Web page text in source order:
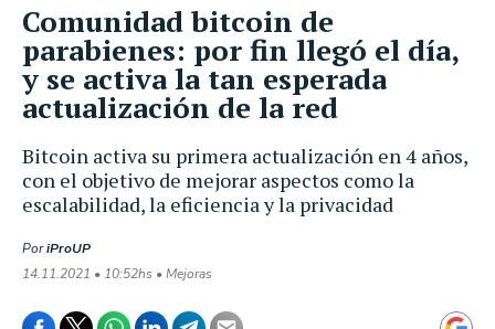
Bitcoin activa su primera actualización en 4 años,
con el objetivo de mejorar aspectos como la
escalabilidad, la eficiencia y la privacidad
PoriProUP
14.11.2021 • 10:52hs • Mejoras
Comunidad bitcoin de
parabienes: por fin llegó el día,
y se activa la tan esperada
actualización de la red